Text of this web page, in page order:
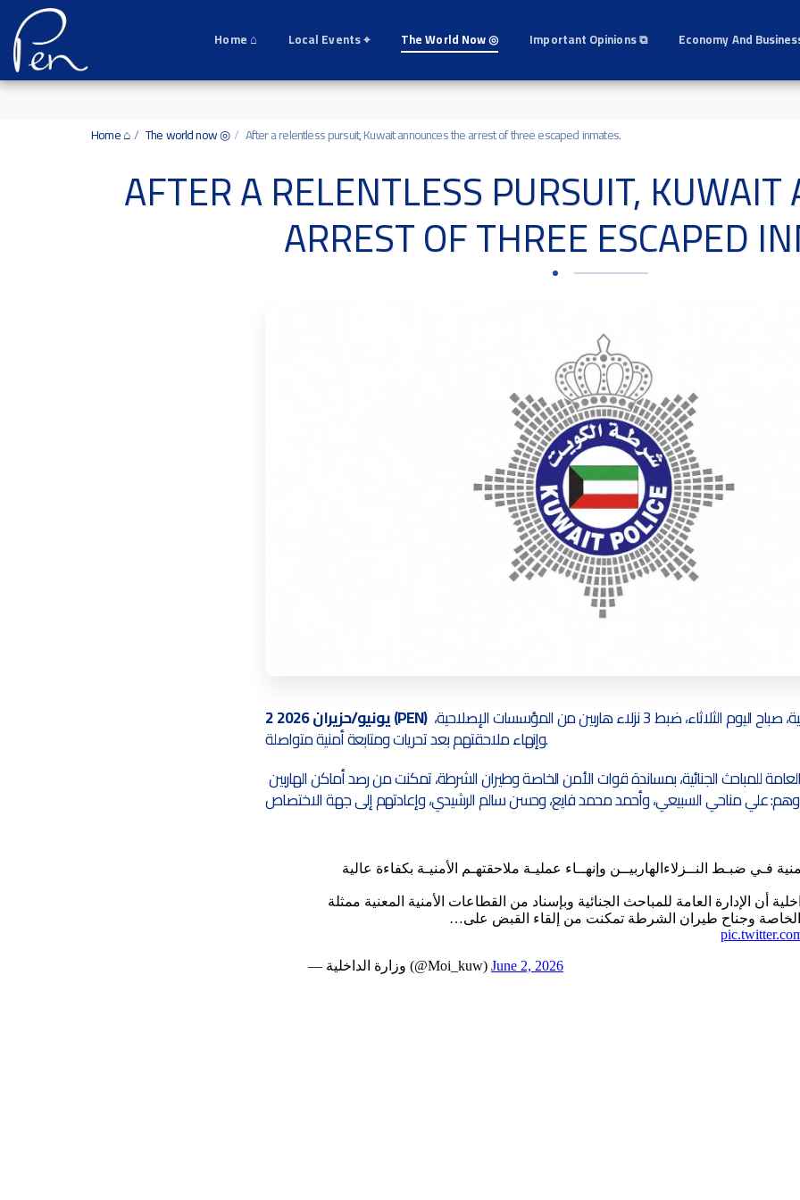
Home ⌂ Local Events ⌖ The World Now ◎ Important Opinions ⧉ Economy And
Home ⌂ The world now ◎ After a relentless pursuit, Kuwait announces the arrest of three escaped inmates.
AFTER A RELENTLESS PURSUIT,
ARREST OF THREE ESCAPED
2 يونيو/حزيران 2026 (PEN) أعلنت وزارة الداخلية الكويتية، صباح اليوم الثلاثاء، ضبط 3 نزلاء هاربين من المؤسسات الإصلاحية،
وإنهاء ملاحقتهم بعد تحريات ومتابعة أمنية متواصلة.